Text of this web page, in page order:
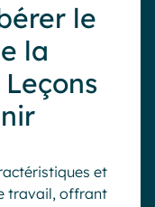
le
la
et
travail, offrant